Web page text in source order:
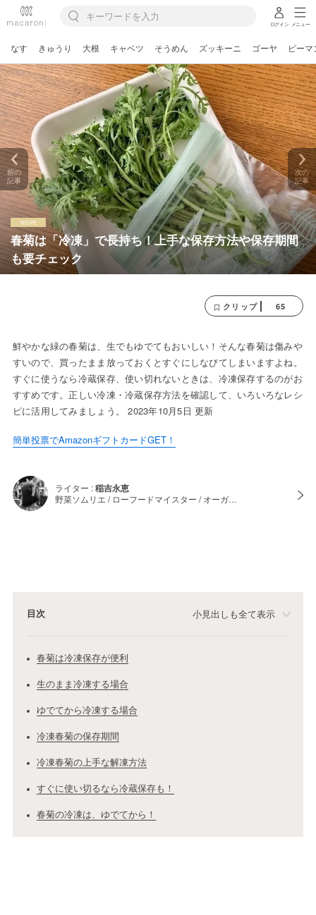
ログイン メニュー
なす きゅうり 大根 キャベツ そうめん ズッキーニ ゴーヤ ピーマ
春菊は「冷凍」で長持ち！上手な保存方法や保存期間
も要チェック
前の
記事
次の
記事
クリップ 65
鮮やかな緑の春菊は、生でもゆでてもおいしい！そんな春菊は傷みや
すいので、買ったまま放っておくとすぐにしなびてしまいますよね。
すぐに使うなら冷蔵保存、使い切れないときは、冷凍保存するのがお
すすめです。正しい冷凍・冷蔵保存方法を確認して、いろいろなレシ
ピに活用してみましょう。 2023年10月5日 更新
簡単投票でAmazonギフトカードGET！
ライター :稲吉永恵
野菜ソムリエ / ローフードマイスター / オーガ…
目次 小見出しも全て表示
春菊は冷凍保存が便利
生のまま冷凍する場合
ゆでてから冷凍する場合
冷凍春菊の保存期間
冷凍春菊の上手な解凍方法
すぐに使い切るなら冷蔵保存も！
春菊の冷凍は、ゆでてから！